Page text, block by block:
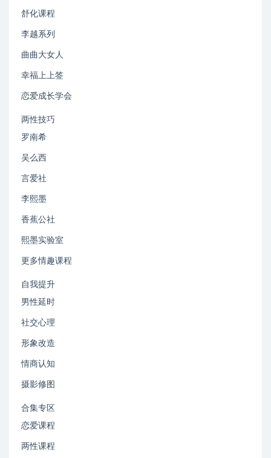
舒化课程
李越系列
曲曲大女人
幸福上上签
恋爱成长学会
两性技巧
罗南希
吴么西
言爱社
李熙墨
香蕉公社
熙墨实验室
更多情趣课程
自我提升
男性延时
社交心理
形象改造
情商认知
摄影修图
合集专区
恋爱课程
两性课程